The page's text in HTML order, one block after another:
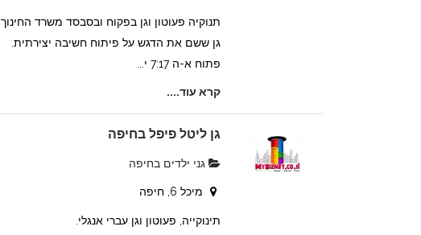
תנוקיה פעוטון וגן בפקוח ובסבסד משרד החינוך
גן ששם את הדגש על פיתוח חשיבה יצירתית.
פתוח א-ה 7:17 י...
קרא עוד....
גן ליטל פיפל בחיפה
גני ילדים בחיפה
מיכל 6, חיפה
תינוקייה, פעוטון וגן עברי אנגלי.